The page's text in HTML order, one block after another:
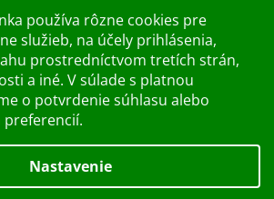
používa rôzne cookies pre
služieb, na účely prihlásenia,
prostredníctvom tretích strán,
a iné. V súlade s platnou
o potvrdenie súhlasu alebo
preferencií.
Nastavenie
0KS / 0 €